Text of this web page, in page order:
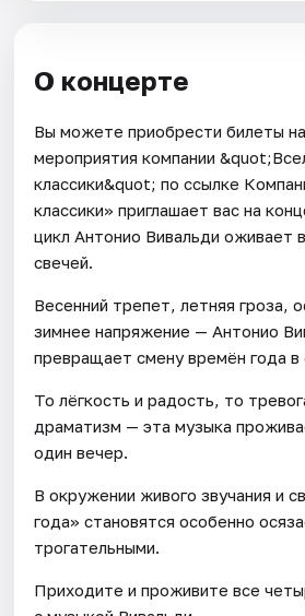
О концерте
Вы можете приобрести билеты
мероприятия компании
классики&quot; по ссылке
классики» приглашает вас на
цикл Антонио Вивальди оживает
свечей.
Весенний трепет, летняя гроза,
зимнее напряжение — Антонио
превращает смену времён года в
То лёгкость и радость, то
драматизм — эта музыка
один вечер.
В окружении живого звучания и
года» становятся особенно
трогательными.
Приходите и проживите все